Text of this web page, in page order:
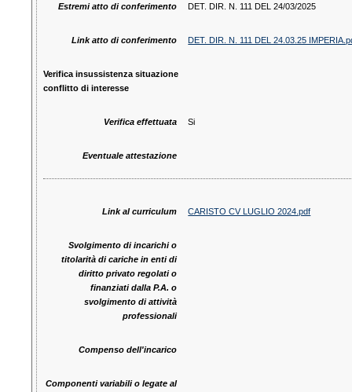
Estremi atto di conferimento DET. DIR. N. 111 DEL 24/03/2025
Link atto di conferimento DET. DIR. N. 111 DEL 24.03.25
Verifica insussistenza situazione
conflitto di interesse
Verifica effettuata Si
Eventuale attestazione
Link al curriculum CARISTO CV LUGLIO 2024.pdf
Svolgimento di incarichi o
titolarità di cariche in enti di
diritto privato regolati o
finanziati dalla P.A. o
svolgimento di attività
professionali
Compenso dell'incarico
Componenti variabili o legate al